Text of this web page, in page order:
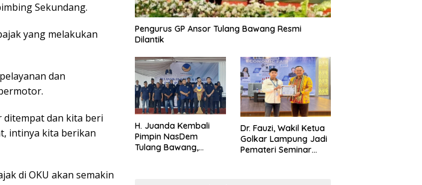
Sekundang.
yang melakukan
dan
ditempat dan kita beri
intinya kita berikan
di OKU akan semakin
Pengurus GP Ansor Tulang Bawang Resmi
Dilantik
H. Juanda Kembali
Pimpin NasDem
Tulang Bawang,
Dr. Fauzi, Wakil Ketua
Golkar Lampung Jadi
Pemateri Seminar